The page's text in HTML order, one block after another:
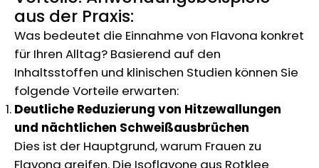
aus der Praxis:
Was bedeutet die Einnahme von Flavona konkret
für Ihren Alltag? Basierend auf den
Inhaltsstoffen und klinischen Studien können Sie
folgende Vorteile erwarten:
Deutliche Reduzierung von Hitzewallungen
und nächtlichen Schweißausbrüchen
Dies ist der Hauptgrund, warum Frauen zu
Flavona greifen. Die Isoflavone aus Rotklee